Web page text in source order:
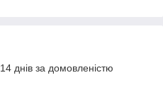
днів за домовленістю